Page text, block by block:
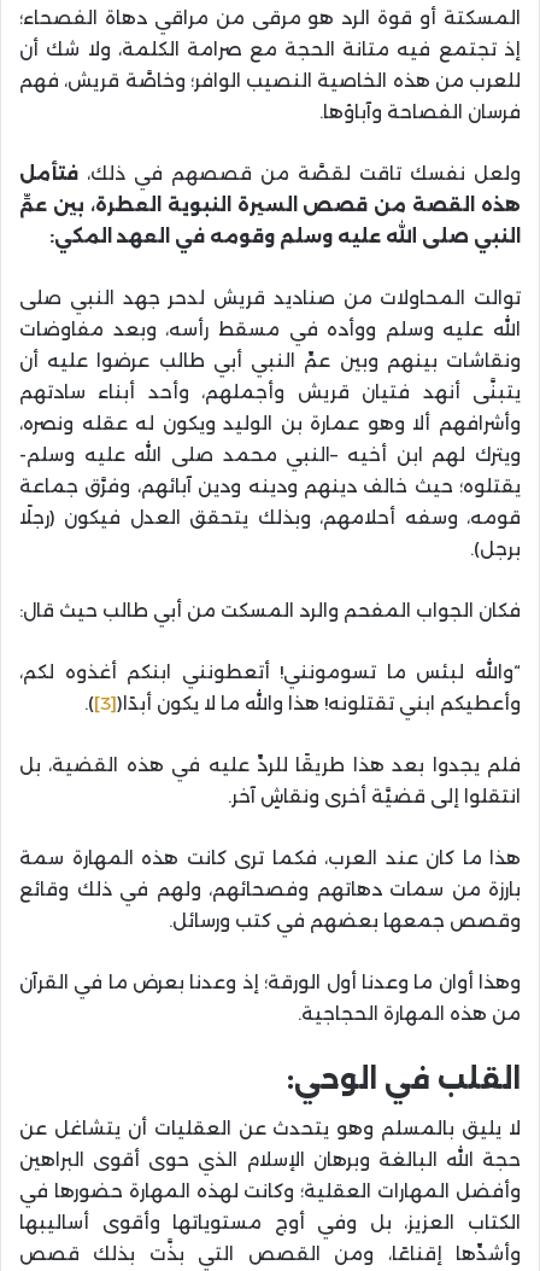
المسكتة أو قوة الرد هو مرقى من مراقي دهاة الفصحاء؛
إذ تجتمع فيه متانة الحجة مع صرامة الكلمة، ولا شك أن
للعرب من هذه الخاصية النصيب الوافر؛ وخاصَّة قريش، فهم
فرسان الفصاحة وآباؤها.
ولعل نفسك تاقت لقصَّة من قصصهم في ذلك، فتأمل
هذه القصة من قصص السيرة النبوية العطرة، بين عمِّ
النبي صلى الله عليه وسلم وقومه في العهد المكي:
توالت المحاولات من صناديد قريش لدحر جهد النبي صلى
الله عليه وسلم ووأده في مسقط رأسه، وبعد مفاوضات
ونقاشات بينهم وبين عمِّ النبي أبي طالب عرضوا عليه أن
يتبنَّى أنهد فتيان قريش وأجملهم، وأحد أبناء سادتهم
وأشرافهم ألا وهو عمارة بن الوليد ويكون له عقله ونصره،
ويترك لهم ابن أخيه –النبي محمد صلى الله عليه وسلم-
يقتلوه؛ حيث خالف دينهم ودينه ودين آبائهم، وفرَّق جماعة
قومه، وسفه أحلامهم، وبذلك يتحقق العدل فيكون (رجلًا
برجل).
فكان الجواب المفحم والرد المسكت من أبي طالب حيث قال:
“والله لبئس ما تسومونني! أتعطونني ابنكم أغذوه لكم،
وأعطيكم ابني تقتلونه! هذا والله ما لا يكون أبدًا([3]
).
فلم يجدوا بعد هذا طريقًا للردِّ عليه في هذه القضية، بل
انتقلوا إلى قضيَّة أخرى ونقاشٍ آخر.
هذا ما كان عند العرب، فكما ترى كانت هذه المهارة سمة
بارزة من سمات دهاتهم وفصحائهم، ولهم في ذلك وقائع
وقصص جمعها بعضهم في كتب ورسائل.
وهذا أوان ما وعدنا أول الورقة؛ إذ وعدنا بعرض ما في القرآن
من هذه المهارة الحجاجية.
القلب في الوحي:
لا يليق بالمسلم وهو يتحدث عن العقليات أن يتشاغل عن
حجة الله البالغة وبرهان الإسلام الذي حوى أقوى البراهين
وأفضل المهارات العقلية؛ وكانت لهذه المهارة حضورها في
الكتاب العزيز، بل وفي أوج مستوياتها وأقوى أساليبها
وأشدِّها إقناعًا، ومن القصص التي بذَّت بذلك قصص